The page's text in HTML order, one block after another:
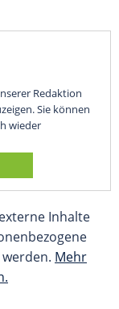
Redaktion
Sie können
wieder
Inhalte
Mehr